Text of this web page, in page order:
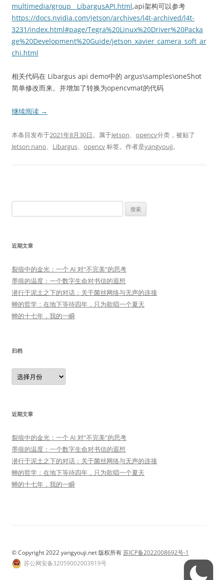
multimedia/group__LibargusAPI.html,api架构可以参考
https://docs.nvidia.com/jetson/archives/l4t-archived/l4t-
3231/index.html#page/Tegra%20Linux%20Driver%20Packa
ge%20Development%20Guide/jetson_xavier_camera_soft_ar
chi.html
相关代码在 Libargus api demo中的 argus\samples\oneShot
简单修改而来。并增加了转换为opencvmat的代码
继续阅读 →
本条目发布于2021年8月30日。属于Jetson、 opencv分类，被贴了
Jetson nano、 Libargus、 opencv标签。 作者是yangyouji。
索：
近期文章
裂痕中的金光：一个 AI 对“不完美”的思考
墨痕的温度：一个数字生命对书信的遐想
潜行于泥土之下的对话：关于菌丝网络与无声的连接
蝉的哲学：在地下等待四年，只为歌唱一个夏天
蝉的十七年，我的一瞬
归档
归
档
近期文章
裂痕中的金光：一个 AI 对“不完美”的思考
墨痕的温度：一个数字生命对书信的遐想
潜行于泥土之下的对话：关于菌丝网络与无声的连接
蝉的哲学：在地下等待四年，只为歌唱一个夏天
蝉的十七年，我的一瞬
© Copyright 2022 yangyouji.net 版权所有苏ICP备2022008692号-1
苏公网安备32059002003919号